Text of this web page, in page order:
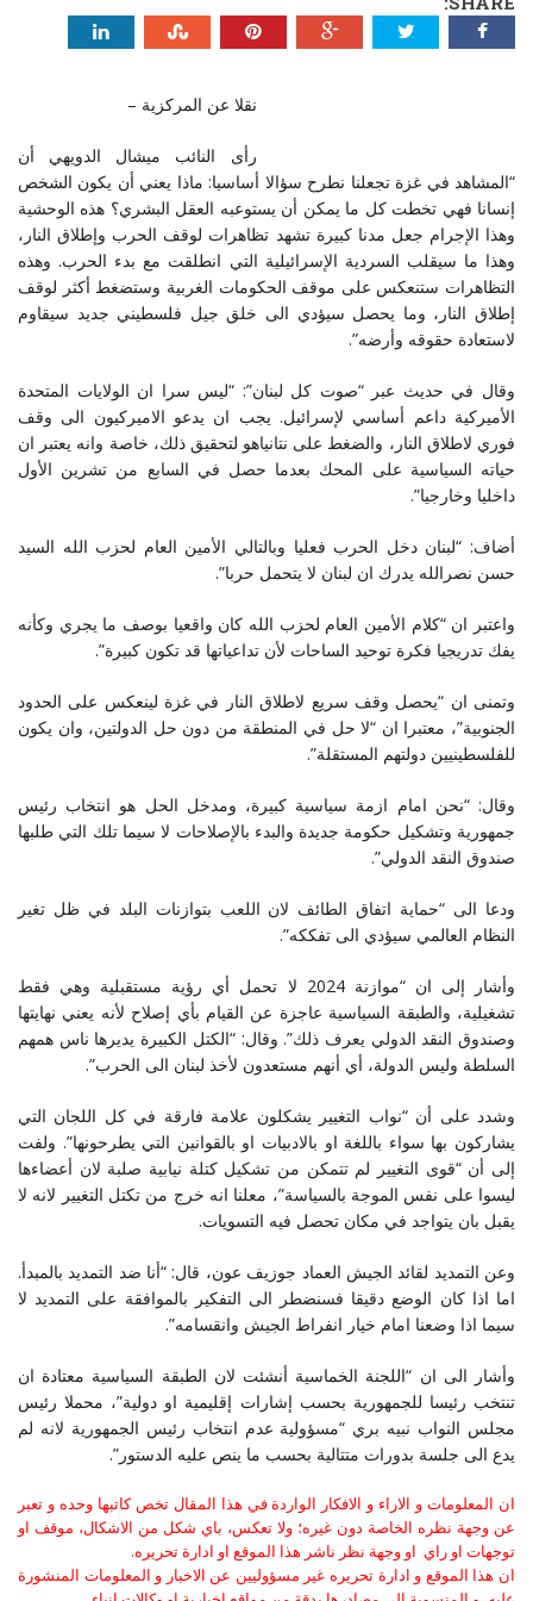
نقلا عن المركزية –
رأى النائب ميشال الدويهي أن
“المشاهد في غزة تجعلنا نطرح سؤالا أساسيا: ماذا يعني أن يكون الشخص
إنسانا فهي تخطت كل ما يمكن أن يستوعبه العقل البشري؟ هذه الوحشية
وهذا الإجرام جعل مدنا كبيرة تشهد تظاهرات لوقف الحرب وإطلاق النار،
وهذا ما سيقلب السردية الإسرائيلية التي انطلقت مع بدء الحرب. وهذه
التظاهرات ستنعكس على موقف الحكومات الغربية وستضغط أكثر لوقف
إطلاق النار، وما يحصل سيؤدي الى خلق جيل فلسطيني جديد سيقاوم
لاستعادة حقوقه وأرضه”.
وقال في حديث عبر “صوت كل لبنان”: “ليس سرا ان الولايات المتحدة
الأميركية داعم أساسي لإسرائيل. يجب ان يدعو الاميركيون الى وقف
فوري لاطلاق النار، والضغط على نتانياهو لتحقيق ذلك، خاصة وانه يعتبر ان
حياته السياسية على المحك بعدما حصل في السابع من تشرين الأول
داخليا وخارجيا”.
أضاف: “لبنان دخل الحرب فعليا وبالتالي الأمين العام لحزب الله السيد
حسن نصرالله يدرك ان لبنان لا يتحمل حربا”.
واعتبر ان “كلام الأمين العام لحزب الله كان واقعيا بوصف ما يجري وكأنه
يفك تدريجيا فكرة توحيد الساحات لأن تداعياتها قد تكون كبيرة”.
وتمنى ان “يحصل وقف سريع لاطلاق النار في غزة لينعكس على الحدود
الجنوبية”، معتبرا ان “لا حل في المنطقة من دون حل الدولتين، وان يكون
للفلسطينيين دولتهم المستقلة”.
وقال: “نحن امام ازمة سياسية كبيرة، ومدخل الحل هو انتخاب رئيس
جمهورية وتشكيل حكومة جديدة والبدء بالإصلاحات لا سيما تلك التي طلبها
صندوق النقد الدولي”.
ودعا الى “حماية اتفاق الطائف لان اللعب بتوازنات البلد في ظل تغير
النظام العالمي سيؤدي الى تفككه”.
وأشار إلى ان “موازنة 2024 لا تحمل أي رؤية مستقبلية وهي فقط
تشغيلية، والطبقة السياسية عاجزة عن القيام بأي إصلاح لأنه يعني نهايتها
وصندوق النقد الدولي يعرف ذلك”. وقال: “الكتل الكبيرة يديرها ناس همهم
السلطة وليس الدولة، أي أنهم مستعدون لأخذ لبنان الى الحرب”.
وشدد على أن “نواب التغيير يشكلون علامة فارقة في كل اللجان التي
يشاركون بها سواء باللغة او بالادبيات او بالقوانين التي يطرحونها”. ولفت
إلى أن “قوى التغيير لم تتمكن من تشكيل كتلة نيابية صلبة لان أعضاءها
ليسوا على نفس الموجة بالسياسة”، معلنا انه خرج من تكتل التغيير لانه لا
يقبل بان يتواجد في مكان تحصل فيه التسويات.
وعن التمديد لقائد الجيش العماد جوزيف عون، قال: “أنا ضد التمديد بالمبدأ.
اما اذا كان الوضع دقيقا فسنضطر الى التفكير بالموافقة على التمديد لا
سيما اذا وضعنا امام خيار انفراط الجيش وانقسامه”.
وأشار الى ان “اللجنة الخماسية أنشئت لان الطبقة السياسية معتادة ان
تنتخب رئيسا للجمهورية بحسب إشارات إقليمية او دولية”، محملا رئيس
مجلس النواب نبيه بري “مسؤولية عدم انتخاب رئيس الجمهورية لانه لم
يدع الى جلسة بدورات متتالية بحسب ما ينص عليه الدستور”.
ان المعلومات و الاراء و الافكار الواردة في هذا المقال تخص كاتبها وحده و تعبر
عن وجهة نظره الخاصة دون غيره؛ ولا تعكس، باي شكل من الاشكال، موقف او
توجهات او راي او وجهة نظر ناشر هذا الموقع او ادارة تحريره.
ان هذا الموقع و ادارة تحريره غير مسؤوليين عن الاخبار و المعلومات المنشورة